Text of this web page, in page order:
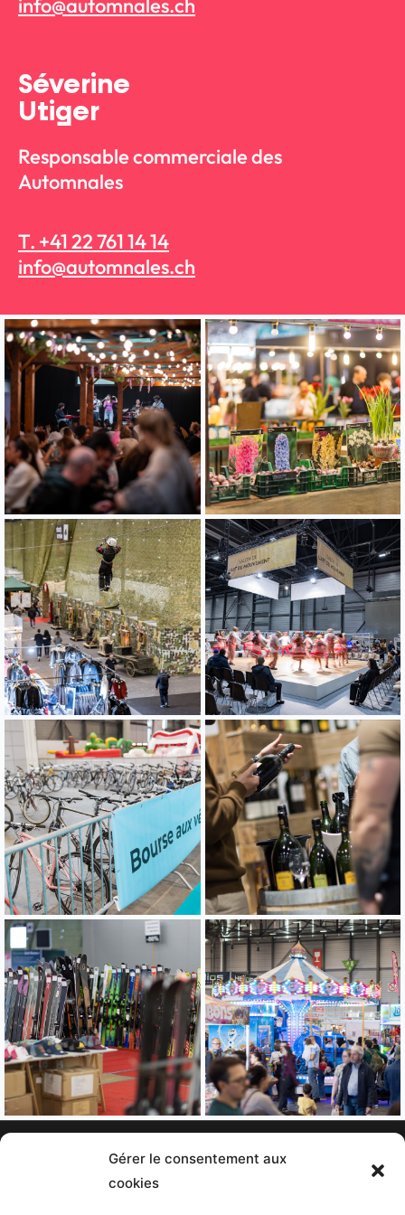
Gérer le consentement aux
cookies
info@automnales.ch
Séverine
Utiger
Responsable commerciale des
Automnales
T. +41 22 761 14 14
info@automnales.ch
Politique de confidentialité